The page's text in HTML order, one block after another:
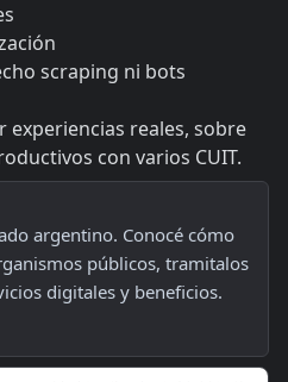
scraping ni bots
experiencias reales, sobre
con varios CUIT.
argentino. Conocé cómo
públicos, tramitalos
digitales y beneficios.